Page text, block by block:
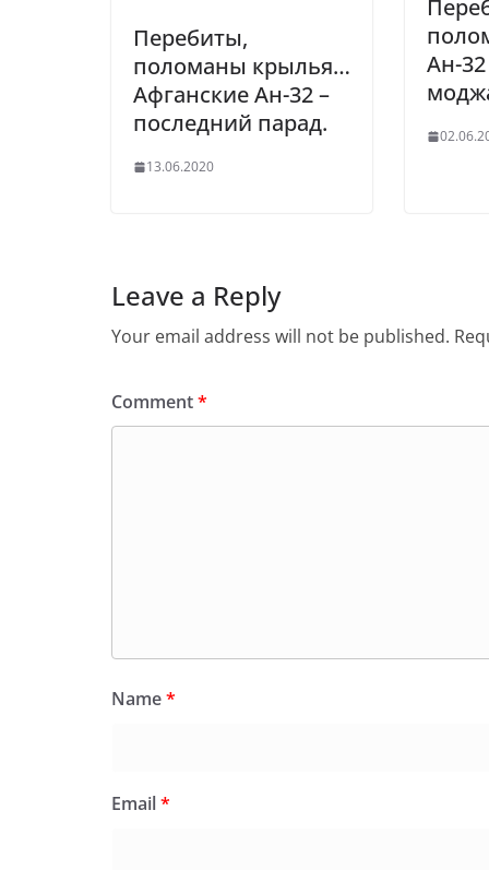
Перебиты,
поломаны крылья…
Афганские Ан-32 –
последний парад.
13.06.2020
Ан-
Leave a Reply
Your email address will not be published.
Comment*
Name*
Email*